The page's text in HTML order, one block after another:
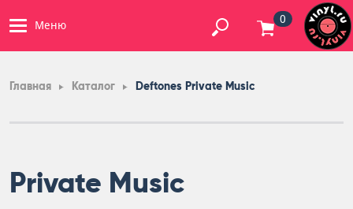
Меню 0
Главная Каталог Deftones Private Music
Private Music